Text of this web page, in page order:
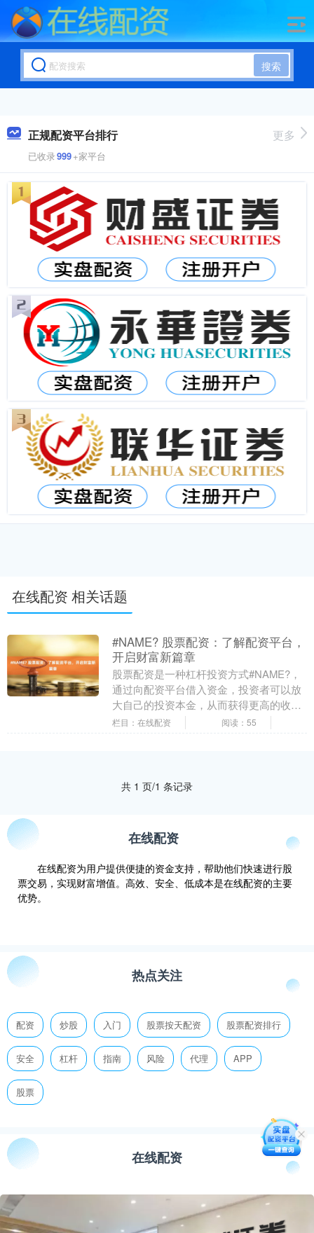
搜索
正规配资平台排行
已收录999+家平台
更多
在线配资 相关话题
#NAME? 股票配资：了解配资平台，
开启财富新篇章
股票配资是一种杠杆投资方式#NAME?，
通过向配资平台借入资金，投资者可以放
大自己的投资本金，从而获得更高的收
益。然而，在选择配资平台时，投资者需
栏目：在线配资 阅读：55
共 1 页/1 条记录
在线配资
在线配资为用户提供便捷的资金支持，帮助他们快速进行股
票交易，实现财富增值。高效、安全、低成本是在线配资的主要
优势。
热点关注
配资 炒股 入门 股票按天配资 股票配资排行
安全 杠杆 指南 风险 代理 APP
股票
在线配资